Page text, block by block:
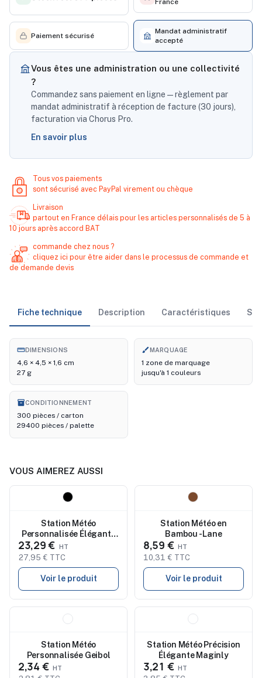
France
Paiement sécurisé
Mandat administratif
accepté
Vous êtes une administration ou une collectivité
?
Commandez sans paiement en ligne — règlement par
mandat administratif à réception de facture (30 jours),
facturation via Chorus Pro.
En savoir plus
Tous vos paiements
sont sécurisé avec PayPal virement ou chèque
Livraison
partout en France délais pour les articles personnalisés de 5 à
10 jours après accord BAT
commande chez nous ?
cliquez ici pour être aider dans le processus de commande et
de demande devis
Fiche technique Description Caractéristiques
straightenDIMENSIONS
4,6 × 4,5 × 1,6 cm
27 g
brushMARQUAGE
1 zone de marquage
jusqu'à 1 couleurs
inventory_2
CONDITIONNEMENT
300 pièces / carton
29400 pièces / palette
VOUS AIMEREZ AUSSI
Station Météo
Personnalisée Élégante
Précis Lautar - Prix
Abordable
23,29 €
27,95 € TTC
Voir le produit
Station Météo en
Bambou - Lane
8,59 €
10,31 € TTC
Voir le produit
Station Météo
Personnalisée Geibol
2,34 €
Station Météo Précision
Élégante Maginly
3,21 €